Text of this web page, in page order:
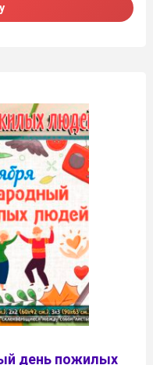
день пожилых